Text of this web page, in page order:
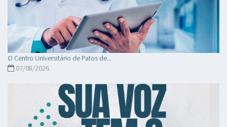
O Centro Universitário de Patos de...
07/08/2026